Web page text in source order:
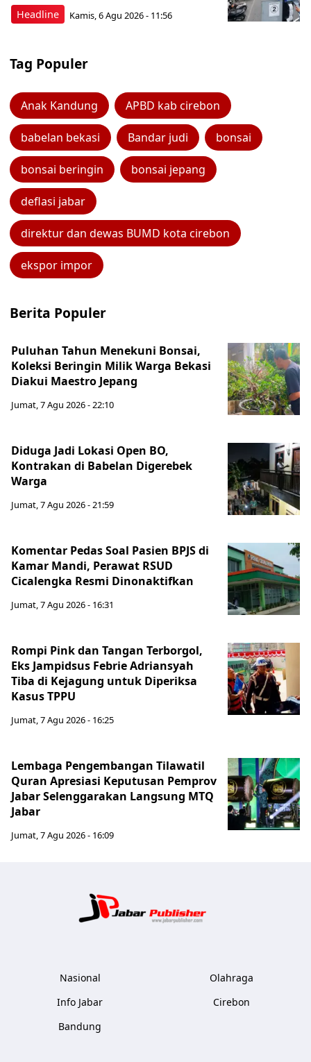
Headline Kamis, 6 Agu 2026 - 11:56
Tag Populer
Anak Kandung APBD kab cirebon
babelan bekasi Bandar judi bonsai
bonsai beringin bonsai jepang
deflasi jabar
direktur dan dewas BUMD kota cirebon
ekspor impor
Berita Populer
Puluhan Tahun Menekuni Bonsai,
Koleksi Beringin Milik Warga Bekasi
Diakui Maestro Jepang
Jumat, 7 Agu 2026 - 22:10
Diduga Jadi Lokasi Open BO,
Kontrakan di Babelan Digerebek
Warga
Jumat, 7 Agu 2026 - 21:59
Komentar Pedas Soal Pasien BPJS di
Kamar Mandi, Perawat RSUD
Cicalengka Resmi Dinonaktifkan
Jumat, 7 Agu 2026 - 16:31
Rompi Pink dan Tangan Terborgol,
Eks Jampidsus Febrie Adriansyah
Tiba di Kejagung untuk Diperiksa
Kasus TPPU
Jumat, 7 Agu 2026 - 16:25
Lembaga Pengembangan Tilawatil
Quran Apresiasi Keputusan Pemprov
Jabar Selenggarakan Langsung MTQ
Jabar
Jumat, 7 Agu 2026 - 16:09
Nasional
Info Jabar
Bandung
Olahraga
Cirebon